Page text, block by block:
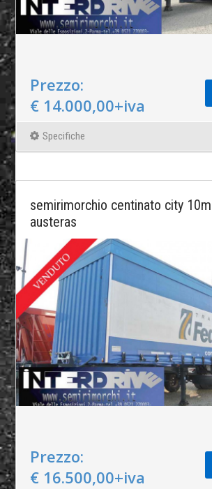
Prezzo:
€ 14.000,00+iva
Specifiche
semirimorchio centinato city
austeras
Prezzo:
€ 16.500,00+iva